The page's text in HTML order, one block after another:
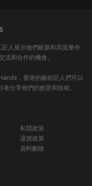
人展示他們嶄新和高質量作
流和合作的機會。
，香港的藝術匠人們可以
分享他們的創意和技術。
私隱政策
退貨政策
資料刪除